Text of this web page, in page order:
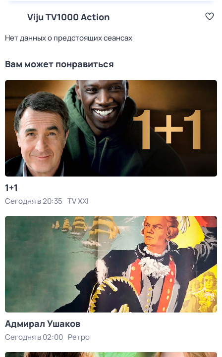
Viju TV1000 Action
Нет данных о предстоящих сеансах
Вам может понравиться
1+1
Сегодня в 20:35 TV XXI
Адмирал Ушаков
Сегодня в 02:00 Ретро